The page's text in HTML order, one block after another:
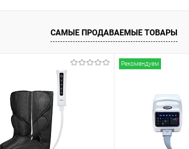
САМЫЕ ПРОДАВАЕМЫЕ ТОВАРЫ
Рекомендуем